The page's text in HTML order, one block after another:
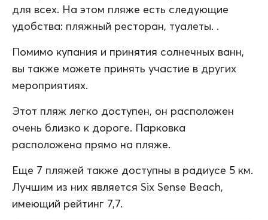
для всех. На этом пляже есть следующие
удобства: пляжный ресторан, туалеты. .
Помимо купания и принятия солнечных ванн,
вы также можете принять участие в других
мероприятиях.
Этот пляж легко доступен, он расположен
очень близко к дороге. Парковка
расположена прямо на пляже.
Еще 7 пляжей также доступны в радиусе 5 км.
Лучшим из них является Six Sense Beach,
имеющий рейтинг 7,7.